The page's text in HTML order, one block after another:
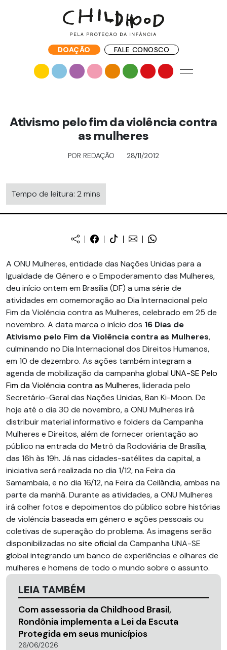
DOAÇÃO FALE CONOSCO
Ativismo pelo fim da violência contra
as mulheres
POR REDAÇÃO 28/11/2012
Tempo de leitura: 2 mins
A ONU Mulheres, entidade das Nações Unidas para a
Igualdade de Gênero e o Empoderamento das Mulheres,
deu início ontem em Brasília (DF) a uma série de
atividades em comemoração ao Dia Internacional pelo
Fim da Violência contra as Mulheres, celebrado em 25 de
novembro. A data marca o início dos 16 Dias de
Ativismo pelo Fim da Violência contra as Mulheres,
culminando no Dia Internacional dos Direitos Humanos,
em 10 de dezembro. As ações também integram a
agenda de mobilização da campanha global UNA-SE Pelo
Fim da Violência contra as Mulheres, liderada pelo
Secretário-Geral das Nações Unidas, Ban Ki-Moon. De
hoje até o dia 30 de novembro, a ONU Mulheres irá
distribuir material informativo e folders da Campanha
Mulheres e Direitos, além de fornecer orientação ao
público na entrada do Metrô da Rodoviária de Brasília,
das 16h às 19h. Já nas cidades-satélites da capital, a
iniciativa será realizada no dia 1/12, na Feira da
Samambaia, e no dia 16/12, na Feira da Ceilândia, ambas na
parte da manhã. Durante as atividades, a ONU Mulheres
irá colher fotos e depoimentos do público sobre histórias
de violência baseada em gênero e ações pessoais ou
coletivas de superação do problema. As imagens serão
disponibilizadas no site oficialda Campanha UNA-SE
global integrando um banco de experiências e olhares de
mulheres e homens de todo o mundo sobre o assunto.
LEIA TAMBÉM
Com assessoria da Childhood Brasil,
Rondônia implementa a Lei da Escuta
Protegida em seus municípios
26/06/2026